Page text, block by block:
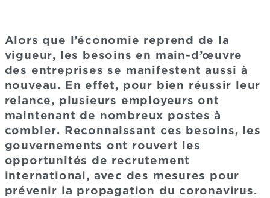
Alors que l’économie reprend de la
vigueur, les besoins en main-d’œuvre
des entreprises se manifestent aussi à
nouveau. En effet, pour bien réussir leur
relance, plusieurs employeurs ont
maintenant de nombreux postes à
combler. Reconnaissant ces besoins, les
gouvernements ont rouvert les
opportunités de recrutement
international, avec des mesures pour
prévenir la propagation du coronavirus.